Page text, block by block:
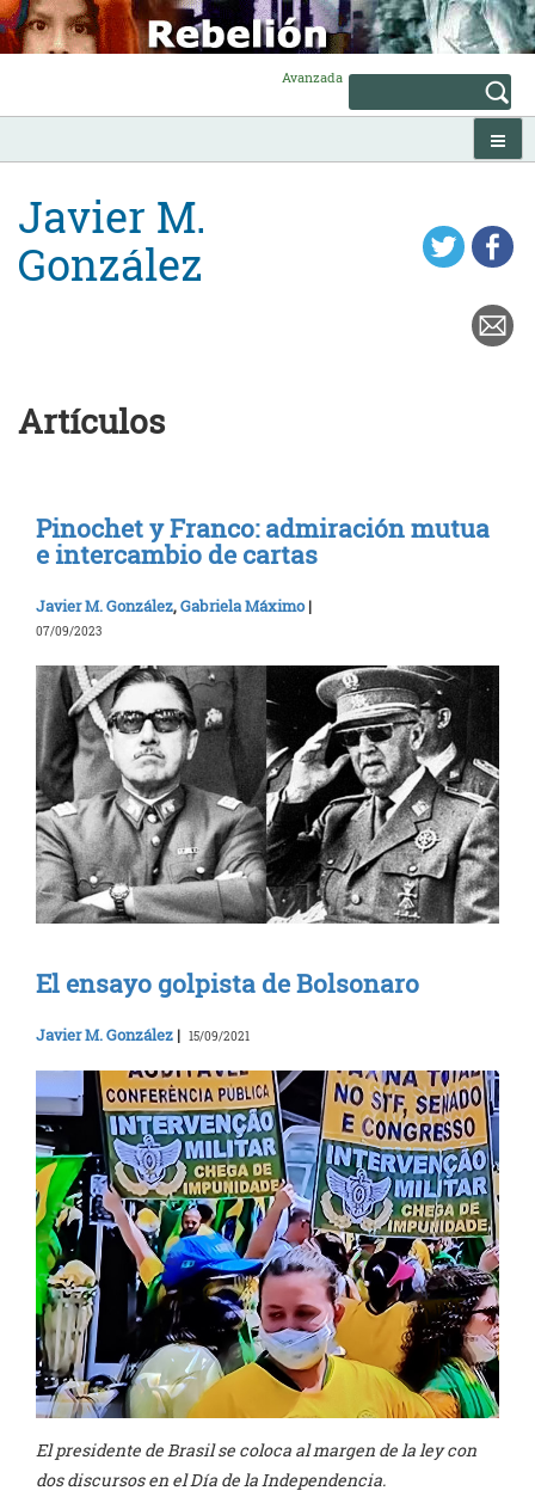
Skip
to
content
Avanzada
Javier M.
González
Artículos
Pinochet y Franco: admiración mutua
e intercambio de cartas
Javier M. González,Gabriela Máximo|
07/09/2023
El ensayo golpista de Bolsonaro
Javier M. González | 15/09/2021
El presidente de Brasil se coloca al margen de la ley con
dos discursos en el Día de la Independencia.